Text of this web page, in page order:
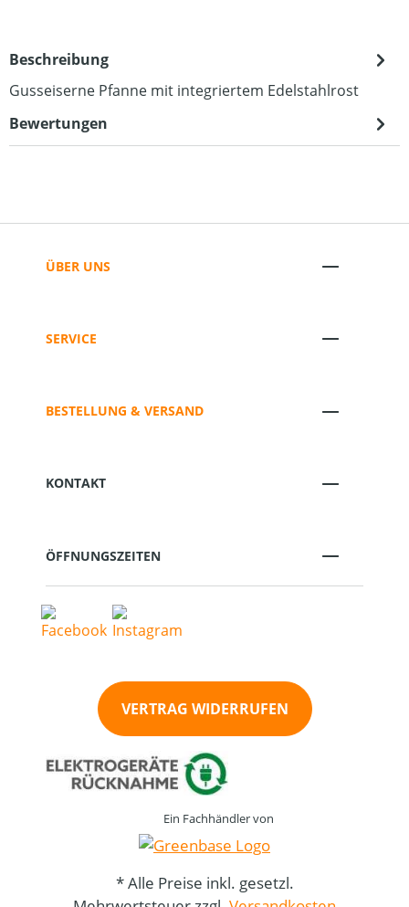
Beschreibung
Gusseiserne Pfanne mit integriertem Edelstahlrost
Bewertungen
ÜBER UNS
SERVICE
BESTELLUNG & VERSAND
KONTAKT
ÖFFNUNGSZEITEN
VERTRAG WIDERRUFEN
Ein Fachhändler von
* Alle Preise inkl. gesetzl.